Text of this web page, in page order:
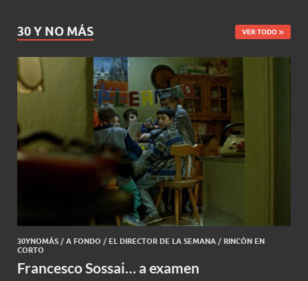
30 Y NO MÁS VER TODO
30YNOMÁS / A FONDO / EL DIRECTOR DE LA SEMANA / RINCÓN EN
CORTO
Francesco Sossai… a examen